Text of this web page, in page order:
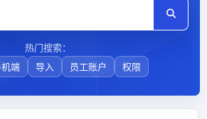
热门搜索：
端 导入 员工账户 权限